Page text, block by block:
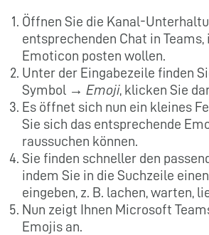
Öffnen Sie die Kanal-
entsprechenden Chat in Teams,
Emoticon posten wollen.
Unter der Eingabezeile finden
Symbol → Emoji, klicken Sie
Es öffnet sich nun ein kleines
Sie sich das entsprechende
raussuchen können.
Sie finden schneller den
indem Sie in die Suchzeile
eingeben, z. B. lachen, warten,
Nun zeigt Ihnen Microsoft
Emojis an.